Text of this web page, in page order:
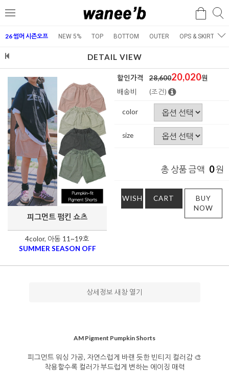
메
검
26 썸머 시즌오프 NEW 5% TOP BOTTOM OUTER OPS & SKIRT
DETAIL VIEW
피그먼트 펌킨 쇼츠
4color, 아동 11~19호
SUMMER SEASON OFF
할인가격 28,60020,020원
배송비
(조건)
color
size
총 상품 금액 0원
WISH CART
BUY
NOW
상세정보 새창 열기
AM Pigment Pumpkin Shorts
피그먼트 워싱 가공, 자연스럽게 바랜 듯한 빈티지 컬러감 🎨
착용할수록 컬러가 부드럽게 변하는 에이징 매력